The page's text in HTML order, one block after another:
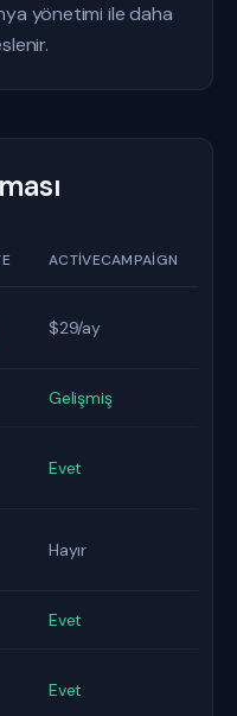
yönetimi ile daha
ACTIVECAMPAIGN
$29/ay
Gelişmiş
Evet
Hayır
Evet
Evet